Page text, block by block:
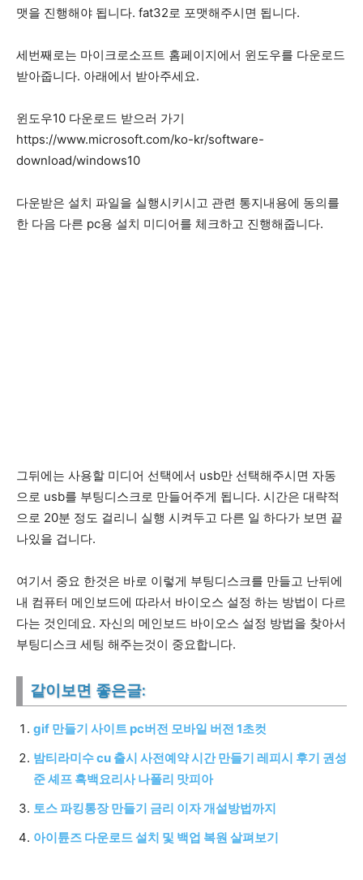
맷을 진행해야 됩니다. fat32로 포맷해주시면 됩니다.
세번째로는 마이크로소프트 홈페이지에서 윈도우를 다운로드
받아줍니다. 아래에서 받아주세요.
윈도우10 다운로드 받으러 가기
https://www.microsoft.com/ko-kr/software-
download/windows10
다운받은 설치 파일을 실행시키시고 관련 통지내용에 동의를
한 다음 다른 pc용 설치 미디어를 체크하고 진행해줍니다.
그뒤에는 사용할 미디어 선택에서 usb만 선택해주시면 자동
으로 usb를 부팅디스크로 만들어주게 됩니다. 시간은 대략적
으로 20분 정도 걸리니 실행 시켜두고 다른 일 하다가 보면 끝
나있을 겁니다.
여기서 중요 한것은 바로 이렇게 부팅디스크를 만들고 난뒤에
내 컴퓨터 메인보드에 따라서 바이오스 설정 하는 방법이 다르
다는 것인데요. 자신의 메인보드 바이오스 설정 방법을 찾아서
부팅디스크 세팅 해주는것이 중요합니다.
같이보면 좋은글:
gif 만들기 사이트 pc버전 모바일 버전 1초컷
밤티라미수 cu 출시 사전예약 시간 만들기 레피시 후기 권성
준 셰프 흑백요리사 나폴리 맛피아
토스 파킹통장 만들기 금리 이자 개설방법까지
아이튠즈 다운로드 설치 및 백업 복원 살펴보기